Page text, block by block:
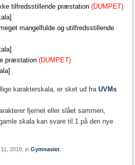
tilfredsstillende præstation(DUMPET)
mangelfulde og utilfredsstillende
præstation(DUMPET)
karakterskala, er sket ud fraUVMs
fjernet eller slået sammen,
skala kan svare til 1 på den nye
2019, inGymnasiet